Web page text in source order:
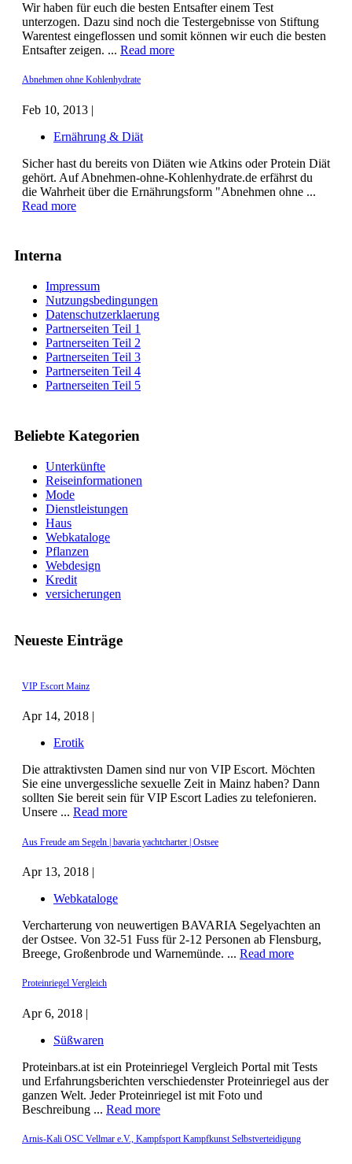
Beliebte Kategorien
Unterkünfte
Reiseinformationen
Mode
Dienstleistungen
Haus
Webkataloge
Pflanzen
Webdesign
Kredit
versicherungen
Neueste Einträge
VIP Escort Mainz
Apr 14, 2018 |
Erotik
Die attraktivsten Damen sind nur von VIP Escort. Möchten
Sie eine unvergessliche sexuelle Zeit in Mainz haben? Dann
sollten Sie bereit sein für VIP Escort Ladies zu telefonieren.
Unsere ... Read more
Aus Freude am Segeln | bavaria yachtcharter | Ostsee
Apr 13, 2018 |
Webkataloge
Vercharterung von neuwertigen BAVARIA Segelyachten an
der Ostsee. Von 32-51 Fuss für 2-12 Personen ab Flensburg,
Breege, Großenbrode und Warnemünde. ... Read more
Proteinriegel Vergleich
Apr 6, 2018 |
Süßwaren
Proteinbars.at ist ein Proteinriegel Vergleich Portal mit Tests
und Erfahrungsberichten verschiedenster Proteinriegel aus der
ganzen Welt. Jeder Proteinriegel ist mit Foto und
Beschreibung ... Read more
Arnis-Kali OSC Vellmar e.V., Kampfsport Kampfkunst Selbstverteidigung
Wir haben für euch die besten Entsafter einem Test
unterzogen. Dazu sind noch die Testergebnisse von Stiftung
Warentest eingeflossen und somit können wir euch die besten
Entsafter zeigen. ... Read more
Abnehmen ohne Kohlenhydrate
Feb 10, 2013 |
Ernährung & Diät
Sicher hast du bereits von Diäten wie Atkins oder Protein Diät
gehört. Auf Abnehmen-ohne-Kohlenhydrate.de erfährst du
die Wahrheit über die Ernährungsform "Abnehmen ohne ...
Read more
Interna
Impressum
Nutzungsbedingungen
Datenschutzerklaerung
Partnerseiten Teil 1
Partnerseiten Teil 2
Partnerseiten Teil 3
Partnerseiten Teil 4
Partnerseiten Teil 5